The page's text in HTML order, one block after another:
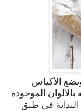
الأكياس
الموجودة
في طبق